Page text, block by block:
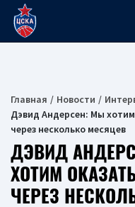
Главная Новости
Дэвид Андерсен: Мы хотим
через несколько месяцев
ДЭВИД
ХОТИМ
ЧЕРЕЗ